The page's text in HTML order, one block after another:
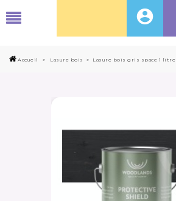
Accueil > Lasure bois > Lasure bois gris space 1 litre